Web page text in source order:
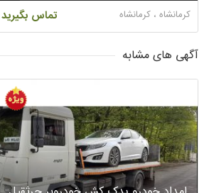
تماس بگیرید کرمانشاه ، کرمانشاه
آگهی های مشابه